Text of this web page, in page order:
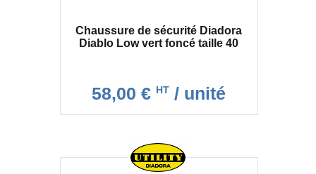
Chaussure de sécurité Diadora
Diablo Low vert foncé taille 40
58,00 € HT / unité